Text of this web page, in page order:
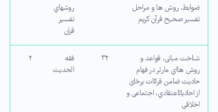
ضوابط، روش ها و مراحل
تفسیر صحیح قرآن كریم
روشهاي
تفسیر
قران
شناخت مبانی، قواعد و
روش هااي مارثر در فهام
حادیث ضامن قرائات برخای
از احادیاثاعتقادي، اجتماعی و
اخلاقی
فقه
الحدیث
۲